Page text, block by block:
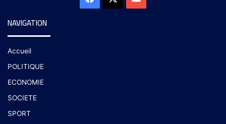
NAVIGATION
Accueil
POLITIQUE
ECONOMIE
SOCIETE
SPORT